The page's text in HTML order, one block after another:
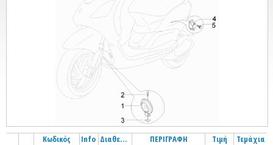
Κωδικός Info Διαθεσιμότητα ΠΕΡΙΓΡΑΦΗ Τιμή Τεμάχια